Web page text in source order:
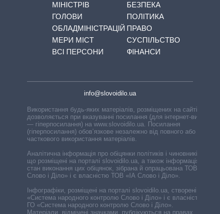
МІНІСТРІВ
ГОЛОВИ
ОБЛАДМІНІСТРАЦІЙ
МЕРИ МІСТ
ВСІ ПЕРСОНИ
БЕЗПЕКА
ПОЛІТИКА
ПРАВО
СУСПІЛЬСТВО
ФІНАНСИ
info@slovoidilo.ua
Використання будь-яких матеріалів, розміщених на сайті,
дозволяється при вказуванні посилання (для інтернет-видань
— гіперпосилання) на www.slovoidilo.ua. Посилання
(гіперпосилання) обов’язкове незалежно від повного або
часткового використання матеріалів.
Аналітична інформація про обіцянки політиків і чиновників,
що розміщені на порталі slovoidilo.ua, а також інформація про
стан виконання цих обіцянок, зібрана й опрацьована ТОВ «ІА
Слово і Діло» і є власністю ТОВ «ІА Слово і Діло».
Інфографіки, розміщені на порталі slovoidilo.ua, створені ГО
«Система народного контролю Слово і Діло» і є власністю
ГО «Система народного контролю Слово і Діло».
Матеріали, відмічені значками, публікуються на правах